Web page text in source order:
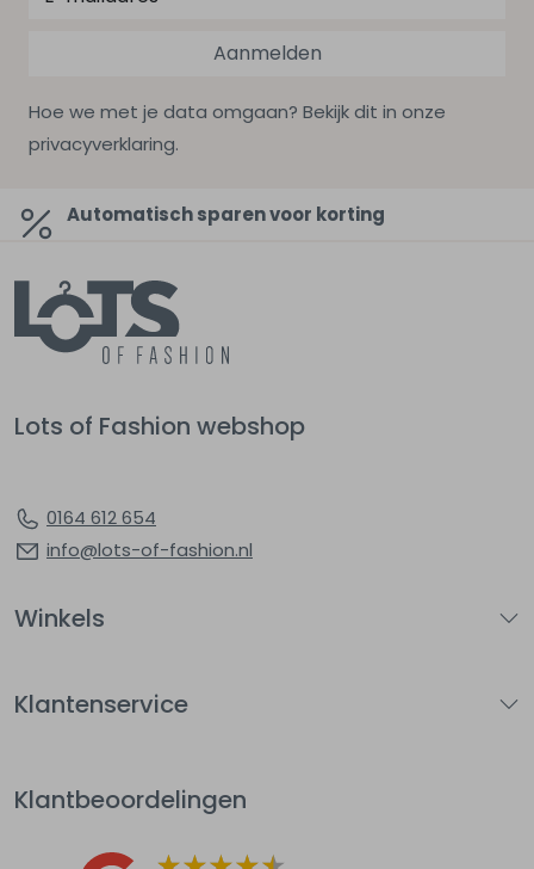
Aanmelden
Hoe we met je data omgaan? Bekijk dit in onze
privacyverklaring.
Automatisch sparen voor korting
Lots of Fashion webshop
0164 612 654
info@lots-of-fashion.nl
Winkels
Klantenservice
Klantbeoordelingen